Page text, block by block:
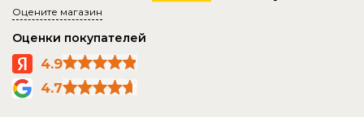
Оцените магазин
Оценки покупателей
4.9
4.7